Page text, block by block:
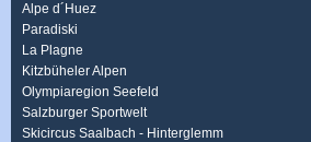
Alpe d´Huez
Paradiski
La Plagne
Kitzbüheler Alpen
Olympiaregion Seefeld
Salzburger Sportwelt
Skicircus Saalbach - Hinterglemm